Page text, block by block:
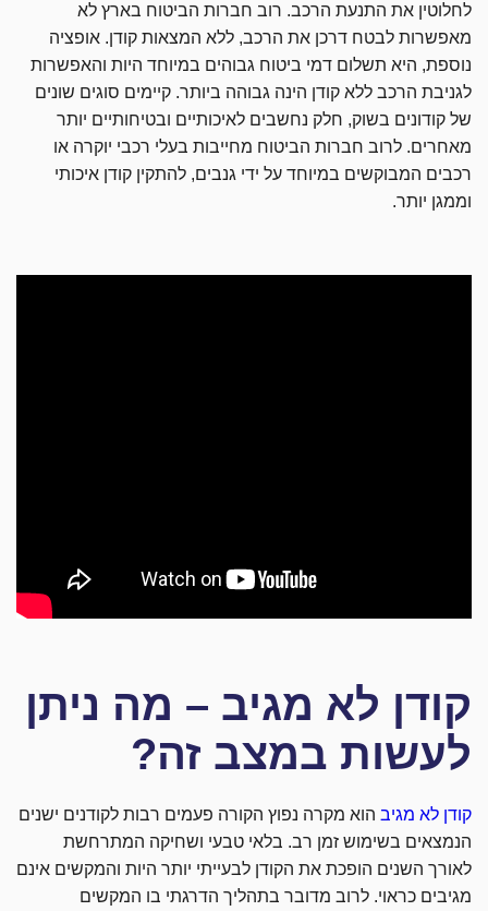
לחלוטין את התנעת הרכב. רוב חברות הביטוח בארץ לא
מאפשרות לבטח דרכן את הרכב, ללא המצאות קודן. אופציה
נוספת, היא תשלום דמי ביטוח גבוהים במיוחד היות והאפשרות
לגניבת הרכב ללא קודן הינה גבוהה ביותר. קיימים סוגים שונים
של קודונים בשוק, חלק נחשבים לאיכותיים ובטיחותיים יותר
מאחרים. לרוב חברות הביטוח מחייבות בעלי רכבי יוקרה או
רכבים המבוקשים במיוחד על ידי גנבים, להתקין קודן איכותי
וממגן יותר.
קודן לא מגיב – מה ניתן
לעשות במצב זה?
קודן לא מגיב הוא מקרה נפוץ הקורה פעמים רבות לקודנים ישנים
הנמצאים בשימוש זמן רב. בלאי טבעי ושחיקה המתרחשת
לאורך השנים הופכת את הקודן לבעייתי יותר היות והמקשים אינם
מגיבים כראוי. לרוב מדובר בתהליך הדרגתי בו המקשים